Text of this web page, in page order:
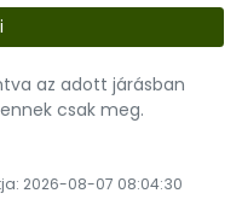
az adott járásban
csak meg.
2026-08-07 08:04:30